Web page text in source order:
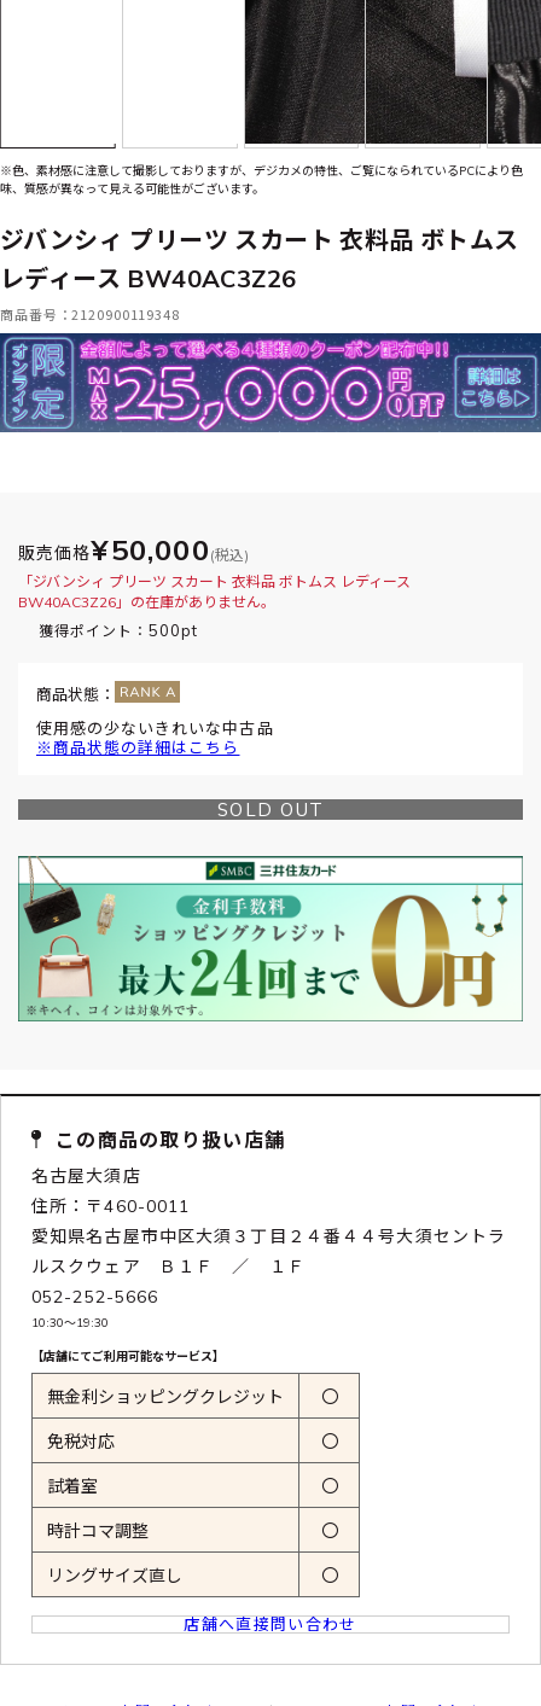
※色、素材感に注意して撮影しておりますが、デジカメの特性、ご覧になられているPCにより色
味、質感が異なって見える可能性がございます。
ジバンシィ プリーツ スカート 衣料品 ボトムス
レディース BW40AC3Z26
商品番号：2120900119348
販売価格¥50,000 (税込)
「ジバンシィ プリーツ スカート 衣料品 ボトムス レディース
BW40AC3Z26」の在庫がありません。
獲得ポイント： 500pt
商品状態：
使用感の少ないきれいな中古品
※商品状態の詳細はこちら
SOLD OUT
この商品の取り扱い店舗
名古屋大須店
住所：〒460-0011
愛知県名古屋市中区大須３丁目２４番４４号大須セントラ
ルスクウェア Ｂ１Ｆ ／ １Ｆ
052-252-5666
10:30〜19:30
【店舗にてご利用可能なサービス】
無金利ショッピングクレジット 〇
免税対応 〇
試着室 〇
時計コマ調整 〇
リングサイズ直し 〇
店舗へ直接問い合わせ